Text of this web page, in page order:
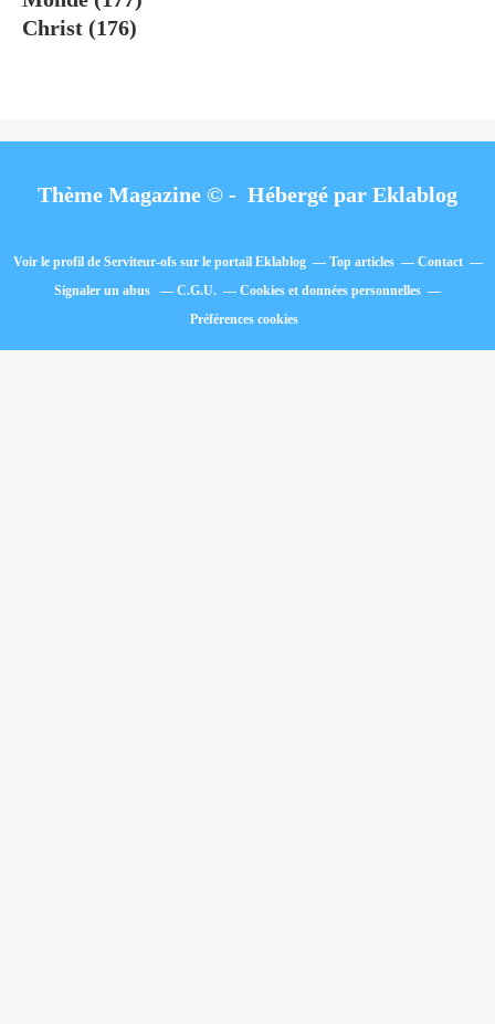
Christ (176)
Thème Magazine © - Hébergé par Eklablog
Voir le profil de Serviteur-ofssur le portail Eklablog Top articles
Contact
Signaler un abus
C.G.U.
Cookies et données personnelles
Préférences cookies